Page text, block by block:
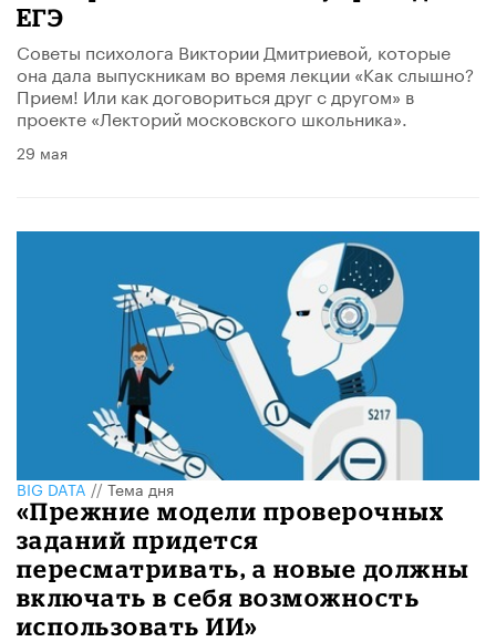
ЕГЭ
Советы психолога Виктории Дмитриевой, которые
она дала выпускникам во время лекции «Как слышно?
Прием! Или как договориться друг с другом» в
проекте «Лекторий московского школьника».
29 мая
BIG DATA//Тема дня
«Прежние модели проверочных
заданий придется
пересматривать, а новые должны
включать в себя возможность
использовать ИИ»